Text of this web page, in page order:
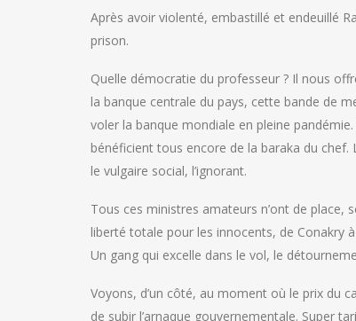
Après avoir violenté, embastillé et endeuillé
prison.
Quelle démocratie du professeur ? Il nous
la banque centrale du pays, cette bande de
voler la banque mondiale en pleine
bénéficient tous encore de la baraka du chef.
le vulgaire social, l’ignorant.
Tous ces ministres amateurs n’ont de place,
liberté totale pour les innocents, de Conakry
Un gang qui excelle dans le vol, le
Voyons, d’un côté, au moment où le prix du
de subir l’arnaque gouvernementale. Super